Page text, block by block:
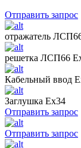
Отправить запрос
отражатель
решетка ЛСП66
Кабельный ввод
Заглушка Ех34
Отправить запрос
Отправить запрос